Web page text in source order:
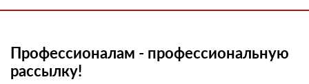
Профессионалам - профессиональную
рассылку!